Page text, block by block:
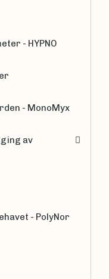
- HYPNO
- MonoMyx
av
- PolyNor